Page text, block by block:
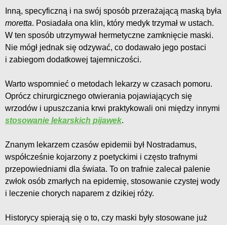
Inną, specyficzną i na swój sposób przerażającą maską była
moretta. Posiadała ona klin, który medyk trzymał w ustach.
W ten sposób utrzymywał hermetyczne zamknięcie maski.
Nie mógł jednak się odzywać, co dodawało jego postaci
i zabiegom dodatkowej tajemniczości.
Warto wspomnieć o metodach lekarzy w czasach pomoru.
Oprócz chirurgicznego otwierania pojawiających się
wrzodów i upuszczania krwi praktykowali oni między innymi
stosowanie lekarskich pijawek.
Znanym lekarzem czasów epidemii był Nostradamus,
współcześnie kojarzony z poetyckimi i często trafnymi
przepowiedniami dla świata. To on trafnie zalecał palenie
zwłok osób zmarłych na epidemię, stosowanie czystej wody
i leczenie chorych naparem z dzikiej róży.
Historycy spierają się o to, czy maski były stosowane już